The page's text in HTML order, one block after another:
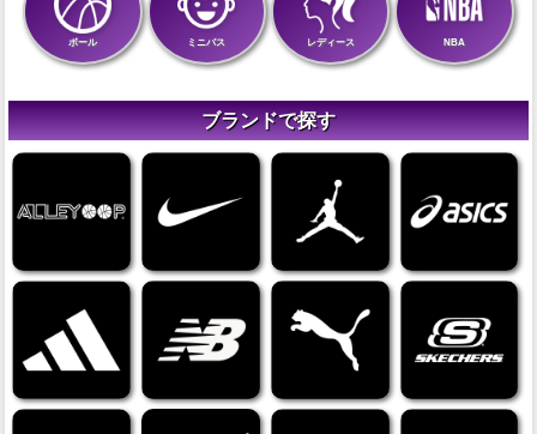
ボール ミニバス レディース NBA
ブランドで探す